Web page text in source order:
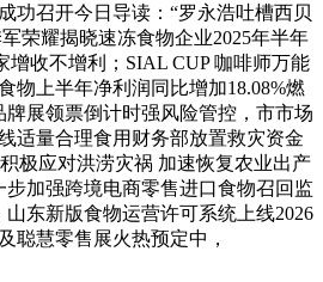
功召开今日导读：“罗永浩吐槽西贝
荣耀揭晓速冻食物企业2025年半年
增收不增利；SIAL CUP 咖啡师万能
物上半年净利润同比增加18.08%燃
展领票倒计时强风险管控，市市场
适量合理食用财务部放置救灾资金
极应对洪涝灾祸 加速恢复农业出产
加强跨境电商零售进口食物召回监
东新版食物运营许可系统上线2026
聪慧零售展火热预定中，